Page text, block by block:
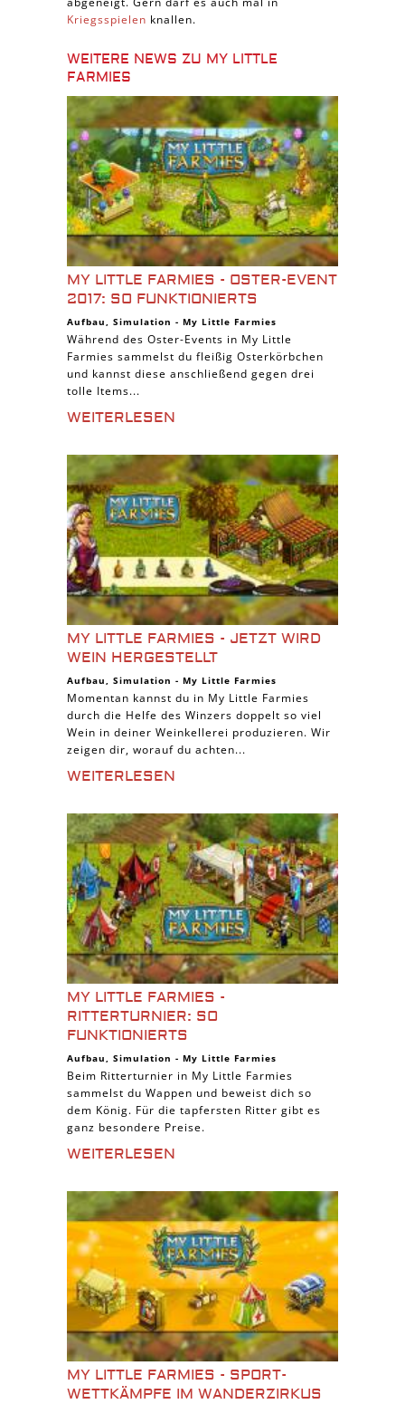
Kriegsspielen knallen.
WEITERE NEWS ZU MY LITTLE
FARMIES
MY LITTLE FARMIES - OSTER-EVENT
2017: SO FUNKTIONIERTS
Aufbau, Simulation - My Little Farmies
Während des Oster-Events in My Little
Farmies sammelst du fleißig Osterkörbchen
und kannst diese anschließend gegen drei
tolle Items...
WEITERLESEN
MY LITTLE FARMIES - JETZT WIRD
WEIN HERGESTELLT
Aufbau, Simulation - My Little Farmies
Momentan kannst du in My Little Farmies
durch die Helfe des Winzers doppelt so viel
Wein in deiner Weinkellerei produzieren. Wir
zeigen dir, worauf du achten...
WEITERLESEN
MY LITTLE FARMIES -
RITTERTURNIER: SO
FUNKTIONIERTS
Aufbau, Simulation - My Little Farmies
Beim Ritterturnier in My Little Farmies
sammelst du Wappen und beweist dich so
dem König. Für die tapfersten Ritter gibt es
ganz besondere Preise.
WEITERLESEN
MY LITTLE FARMIES - SPORT-
WETTKÄMPFE IM WANDERZIRKUS